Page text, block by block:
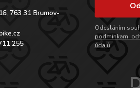
763 31 Brumov-
255
Odesláním
podmínkami
údajů.